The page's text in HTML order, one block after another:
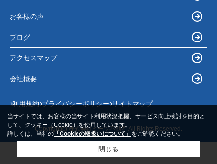
お客様の声
ブログ
アクセスマップ
会社概要
利用規約 プライバシーポリシー サイトマップ
Copyright(c) 株式会社ミーツ不動産 All Rights Reserved.
当サイトでは、お客様の当サイト利用状況把握、サービス向上検討を目的と
して、クッキー（Cookie）を使用しています。
詳しくは、当社の「Cookieの取扱いについて」 をご確認ください。
閉じる